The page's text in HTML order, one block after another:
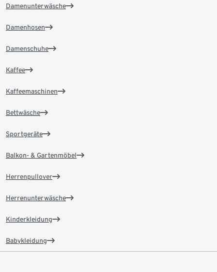
Damenunterwäsche
Damenhosen
Damenschuhe
Kaffee
Kaffeemaschinen
Bettwäsche
Sportgeräte
Balkon- & Gartenmöbel
Herrenpullover
Herrenunterwäsche
Kinderkleidung
Babykleidung